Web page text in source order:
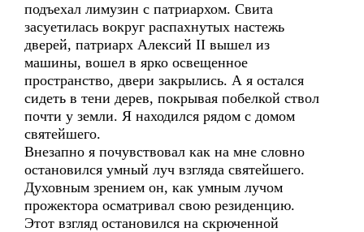
подъехал лимузин с патриархом. Свита
засуетилась вокруг распахнутых настежь
дверей, патриарх Алексий II вышел из
машины, вошел в ярко освещенное
пространство, двери закрылись. А я остался
сидеть в тени дерев, покрывая побелкой ствол
почти у земли. Я находился рядом с домом
святейшего.
Внезапно я почувствовал как на мне словно
остановился умный луч взгляда святейшего.
Духовным зрением он, как умным лучом
прожектора осматривал свою резиденцию.
Этот взгляд остановился на скрюченной